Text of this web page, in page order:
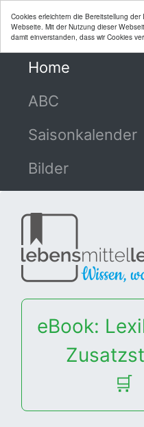
Cookies erleichtern die Bereitstellung der
Webseite. Mit der Nutzung dieser
damit einverstanden, dass wir Cookies
Home
ABC
Saisonkalender
Bilder
eBook:
🛒